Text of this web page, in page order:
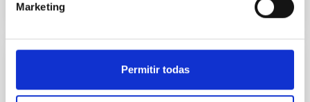
Marketing
Permitir todas
NÚMERO DE CITAS
Clues to inside-out quenching in quiescent